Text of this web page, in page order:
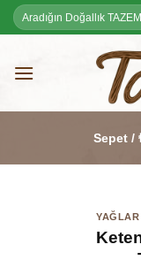
Skip
to
Ara:
Sepet /